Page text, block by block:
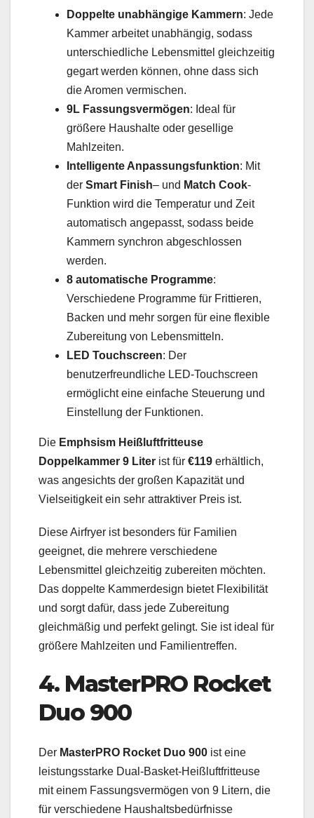
Doppelte unabhängige Kammern: Jede
Kammer arbeitet unabhängig, sodass
unterschiedliche Lebensmittel gleichzeitig
gegart werden können, ohne dass sich
die Aromen vermischen.
9L Fassungsvermögen: Ideal für
größere Haushalte oder gesellige
Mahlzeiten.
Intelligente Anpassungsfunktion: Mit
der Smart Finish– und Match Cook-
Funktion wird die Temperatur und Zeit
automatisch angepasst, sodass beide
Kammern synchron abgeschlossen
werden.
8 automatische Programme:
Verschiedene Programme für Frittieren,
Backen und mehr sorgen für eine flexible
Zubereitung von Lebensmitteln.
LED Touchscreen: Der
benutzerfreundliche LED-Touchscreen
ermöglicht eine einfache Steuerung und
Einstellung der Funktionen.
Die Emphsism Heißluftfritteuse
Doppelkammer 9 Liter ist für €119 erhältlich,
was angesichts der großen Kapazität und
Vielseitigkeit ein sehr attraktiver Preis ist.
Diese Airfryer ist besonders für Familien
geeignet, die mehrere verschiedene
Lebensmittel gleichzeitig zubereiten möchten.
Das doppelte Kammerdesign bietet Flexibilität
und sorgt dafür, dass jede Zubereitung
gleichmäßig und perfekt gelingt. Sie ist ideal für
größere Mahlzeiten und Familientreffen.
4. MasterPRO Rocket
Duo 900
Der MasterPRO Rocket Duo 900 ist eine
leistungsstarke Dual-Basket-Heißluftfritteuse
mit einem Fassungsvermögen von 9 Litern, die
für verschiedene Haushaltsbedürfnisse